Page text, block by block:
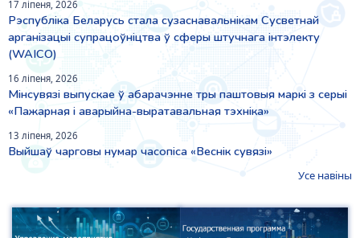
17 ліпеня, 2026
Рэспубліка Беларусь стала сузаснавальнікам Сусветнай
арганізацыі супрацоўніцтва ў сферы штучнага інтэлекту
(WAICO)
16 ліпеня, 2026
Мінсувязі выпускае ў абарачэнне тры паштовыя маркі з серыі
«Пажарная і аварыйна-выратавальная тэхніка»
13 ліпеня, 2026
Выйшаў чарговы нумар часопіса «Веснiк сувязi»
Усе навіны